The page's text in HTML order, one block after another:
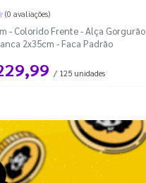
(0 avaliações)
- Colorido Frente - Alça Gorgurão
2x35cm - Faca Padrão
/ 125 unidades